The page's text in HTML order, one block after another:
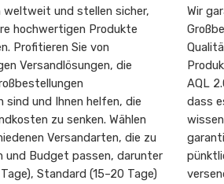
weltweit und stellen sicher,
hochwertigen Produkte
Profitieren Sie von
Versandlösungen, die
sind und Ihnen helfen, die
zu senken. Wählen
Versandarten, die zu
und Budget passen, darunter
Standard (15–20 Tage)
Wir
AQL
dass